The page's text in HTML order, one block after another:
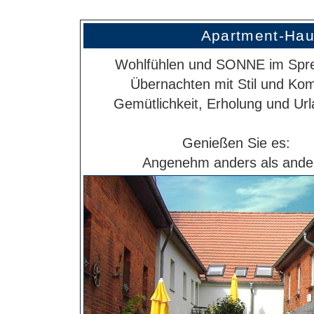
Apartment-
Wohlfühlen und SONNE im
Übernachten mit Stil und
Gemütlichkeit, Erholung und
Genießen Sie es:
Angenehm anders als